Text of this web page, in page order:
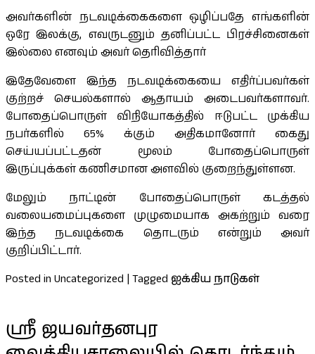
அவர்களின் நடவடிக்கைகளை ஒழிப்பதே எங்களின்
ஒரே இலக்கு, எவருடனும் தனிப்பட்ட பிரச்சினைகள்
இல்லை எனவும் அவர் தெரிவித்தார்
இதேவேளை இந்த நடவடிக்கையை எதிர்ப்பவர்கள்
குற்றச் செயல்களால் ஆதாயம் அடைபவர்களாவர்.
போதைப்பொருள் விநியோகத்தில் ஈடுபட்ட முக்கிய
நபர்களில் 65% க்கும் அதிகமானோர் கைது
செய்யப்பட்டதன் மூலம் போதைப்பொருள்
இருப்புக்கள் கணிசமான அளவில் குறைந்துள்ளன.
மேலும் நாட்டின் போதைப்பொருள் கடத்தல்
வலையமைப்புகளை முழுமையாக அகற்றும் வரை
இந்த நடவடிக்கை தொடரும் என்றும் அவர்
குறிப்பிட்டார்.
Posted in Uncategorized | Tagged ஐக்கிய நாடுகள்
ஸ்ரீ ஜயவர்தனபுர